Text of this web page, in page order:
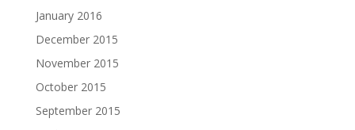
January 2016
December 2015
November 2015
October 2015
September 2015